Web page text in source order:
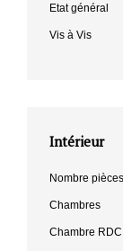
Etat général
Vis à Vis
Intérieur
Nombre pièces
Chambres
Chambre RDC